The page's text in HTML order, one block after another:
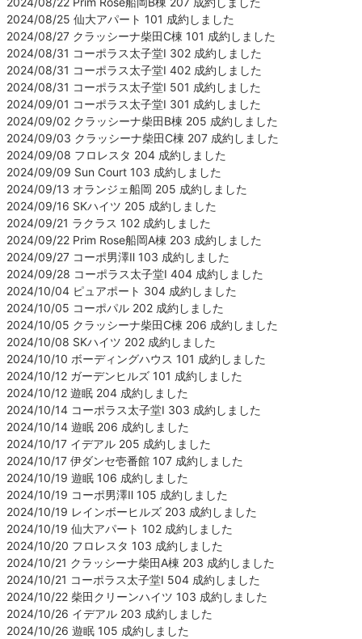
2024/08/25 仙大アパート 101 成約しました
2024/08/27 クラッシーナ柴田C棟 101 成約しました
2024/08/31 コーポラス太子堂Ⅰ 302 成約しました
2024/08/31 コーポラス太子堂Ⅰ 402 成約しました
2024/08/31 コーポラス太子堂Ⅰ 501 成約しました
2024/09/01 コーポラス太子堂Ⅰ 301 成約しました
2024/09/02 クラッシーナ柴田B棟 205 成約しました
2024/09/03 クラッシーナ柴田C棟 207 成約しました
2024/09/08 フロレスタ 204 成約しました
2024/09/09 Sun Court 103 成約しました
2024/09/13 オランジェ船岡 205 成約しました
2024/09/16 SKハイツ 205 成約しました
2024/09/21 ラクラス 102 成約しました
2024/09/22 Prim Rose船岡A棟 203 成約しました
2024/09/27 コーポ男澤Ⅱ 103 成約しました
2024/09/28 コーポラス太子堂Ⅰ 404 成約しました
2024/10/04 ピュアポート 304 成約しました
2024/10/05 コーポパル 202 成約しました
2024/10/05 クラッシーナ柴田C棟 206 成約しました
2024/10/08 SKハイツ 202 成約しました
2024/10/10 ボーディングハウス 101 成約しました
2024/10/12 ガーデンヒルズ 101 成約しました
2024/10/12 遊眠 204 成約しました
2024/10/14 コーポラス太子堂Ⅰ 303 成約しました
2024/10/14 遊眠 206 成約しました
2024/10/17 イデアル 205 成約しました
2024/10/17 伊ダンセ壱番館 107 成約しました
2024/10/19 遊眠 106 成約しました
2024/10/19 コーポ男澤Ⅱ 105 成約しました
2024/10/19 レインボーヒルズ 203 成約しました
2024/10/19 仙大アパート 102 成約しました
2024/10/20 フロレスタ 103 成約しました
2024/10/21 クラッシーナ柴田A棟 203 成約しました
2024/10/21 コーポラス太子堂Ⅰ 504 成約しました
2024/10/22 柴田クリーンハイツ 103 成約しました
2024/10/26 イデアル 203 成約しました
2024/10/26 遊眠 105 成約しました